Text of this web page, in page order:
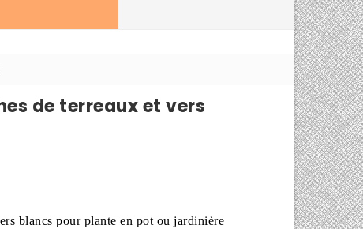
de terreaux et vers
blancs pour plante en pot ou jardinière